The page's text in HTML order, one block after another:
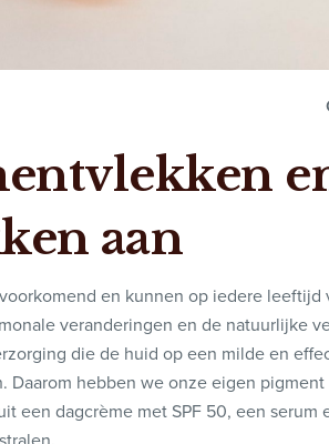
aan
en kunnen op iedere leeftijd
veranderingen en de natuurlijke
die de huid op een milde en
hebben we onze eigen
een dagcrème met SPF 50, een serum